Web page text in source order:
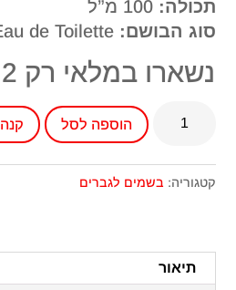
תכולה: 100 מ”ל
סוג הבושם: Eau de Toilette
נשארו במלאי רק 2
לגבר
וולטר
This
הוספה לסל
קטגוריה: בשמים לגברים
תיאור